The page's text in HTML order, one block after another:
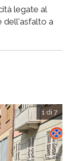
legate al
dell'asfalto a
1 di 7